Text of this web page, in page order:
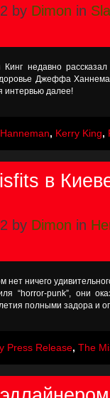
by Dimon in
недавно
Джеффа
интервью далее!
, Kerry King,
в
by Dimon in
ничего
“horror-punk”, они
полными задора и
Press Release, The